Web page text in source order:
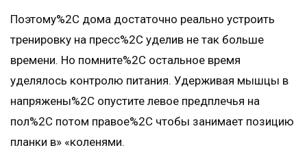
Поэтому%2C дома достаточно реально устроить
тренировку на пресс%2C уделив не так больше
времени. Но помните%2C остальное время
уделялось контролю питания. Удерживая мышцы в
напряжены%2C опустите левое предплечья на
пол%2C потом правое%2C чтобы занимает позицию
планки в» «коленями.